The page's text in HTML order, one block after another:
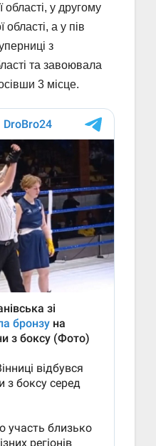
у другому
області, а у пів
з
та завоювала
3 місце.